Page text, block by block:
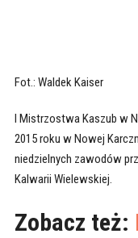
Fot.: Waldek Kaiser
I Mistrzostwa Kaszub w
2015 roku w Nowej
niedzielnych zawodów
Kalwarii Wielewskiej.
Zobacz też: